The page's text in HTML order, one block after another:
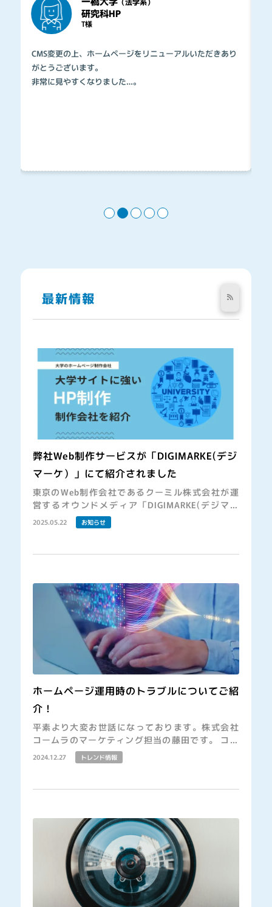
CMS変更の上、ホームページをリニューアルいただきあり
がとうございます。
非常に見やすくなりました…。
T様
研究科HP
最新情報
弊社Web制作サービスが「DIGIMARKE(デジ
マーケ）」にて紹介されました
2025.05.22 お知らせ
東京のWeb制作会社であるクーミル株式会社が運
営するオウンドメディア「DIGIMARKE(デジマー
ケ）」にて「大学のHP制作・リニューアルにおす
すめのホームページ制作会社を紹介！」にて紹介
ホームページ運用時のトラブルについてご紹
介！
2024.12.27 トレンド情報
平素より大変お世話になっております。株式会社
コームラのマーケティング担当の藤田です。 コー
ムラでは印刷／WEBシステム作成／学会サポート
を中心とした、全国の先生方の研究環境をより充